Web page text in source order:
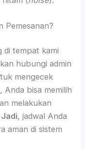
Pemesanan?
di tempat kami
hubungi admin
mengecek
, Anda bisa memilih
melakukan
Jadi, jadwal Anda
aman di sistem